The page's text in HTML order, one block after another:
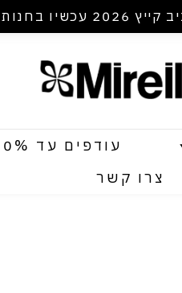
עכשיו בחנות!
עודפים עד 60%
צרו קשר